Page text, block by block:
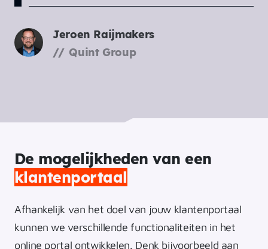
Jeroen Raijmakers
Quint Group
De mogelijkheden van een
klantenportaal
Afhankelijk van het doel van jouw klantenportaal
kunnen we verschillende functionaliteiten in het
online portal ontwikkelen. Denk bijvoorbeeld aan